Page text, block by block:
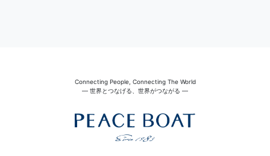
Connecting People, Connecting The World
― 世界とつなげる、世界がつながる ―